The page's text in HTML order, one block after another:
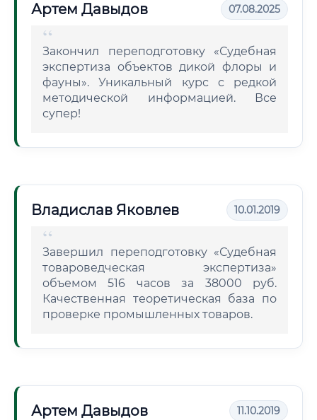
Артем Давыдов 07.08.2025
Закончил переподготовку «Судебная
экспертиза объектов дикой флоры и
фауны». Уникальный курс с редкой
методической информацией. Все
супер!
Владислав Яковлев 10.01.2019
Завершил переподготовку «Судебная
товароведческая экспертиза»
объемом 516 часов за 38000 руб.
Качественная теоретическая база по
проверке промышленных товаров.
Артем Давыдов 11.10.2019